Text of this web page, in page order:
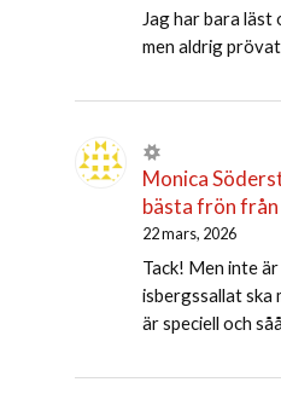
Jag har bara läst
men aldrig
Monica
bästa frön
22 mars, 2026
Tack! Men inte
isbergssallat ska
är speciell och